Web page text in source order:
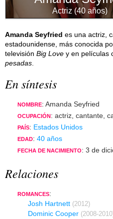
Actriz (40 años)
Amanda Seyfried es una actriz,
estadounidense, más conocida
televisión Big Love y en películas
pesadas
En síntesis
NOMBRE: Amanda Seyfried
OCUPACIÓN : actriz, cantante,
PAÍS: Estados Unidos
EDAD: 40 años
FECHA DE NACIMIENTO: 3 de
Relaciones
ROMANCES:
Josh Hartnett (2012)
Dominic Cooper (2008-